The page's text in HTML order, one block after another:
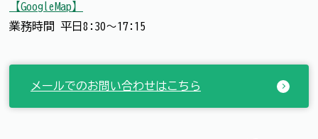
【GoogleMap】
業務時間 平日8:30～17:15
メールでのお問い合わせはこちら